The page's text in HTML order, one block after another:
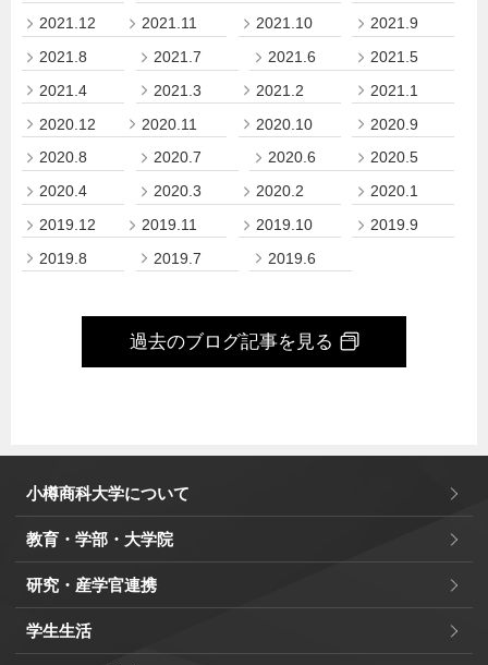
2021.12
2021.11 2021.10
2021.9
2021.8
2021.7 2021.6
2021.5
2021.4
2021.3 2021.2
2021.1
2020.12
2020.11 2020.10
2020.9
2020.8
2020.7 2020.6
2020.5
2020.4
2020.3 2020.2
2020.1
2019.12
2019.11 2019.10
2019.9
2019.8
2019.7 2019.6
過去のブログ記事を見る
小樽商科大学について
教育・学部・大学院
研究・産学官連携
学生生活